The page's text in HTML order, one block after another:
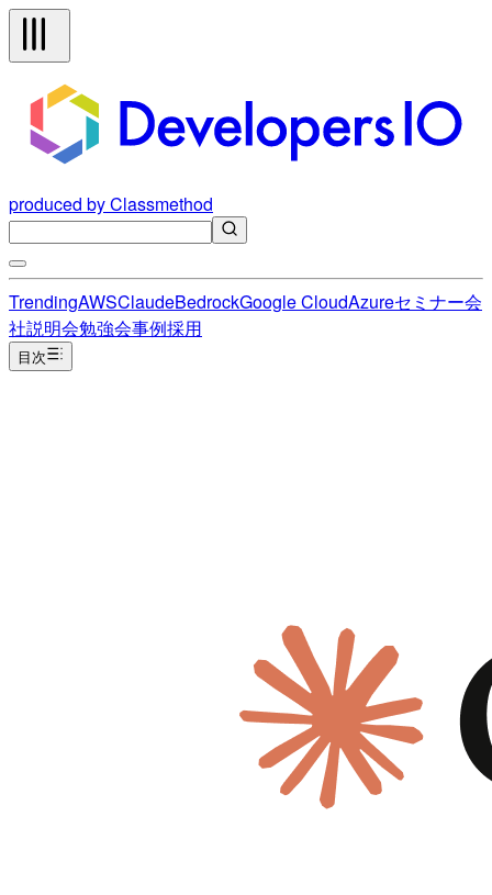
produced by Classmethod
TrendingAWSClaudeBedrockGoogle CloudAzureセミナー会
社説明会勉強会事例採用
目次